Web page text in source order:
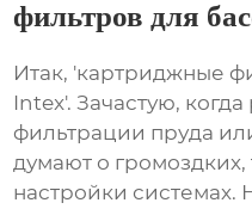
фильтров для
Итак, 'картриджные
Intex'. Зачастую,
фильтрации пруда
думают о
настройки системах.